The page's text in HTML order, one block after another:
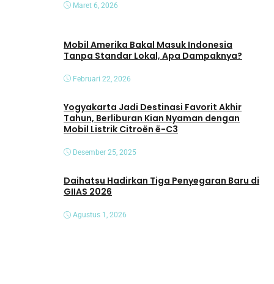
Maret 6, 2026
Mobil Amerika Bakal Masuk Indonesia
Tanpa Standar Lokal, Apa Dampaknya?
Februari 22, 2026
Yogyakarta Jadi Destinasi Favorit Akhir
Tahun, Berliburan Kian Nyaman dengan
Mobil Listrik Citroën ë-C3
Desember 25, 2025
Daihatsu Hadirkan Tiga Penyegaran Baru di
GIIAS 2026
Agustus 1, 2026